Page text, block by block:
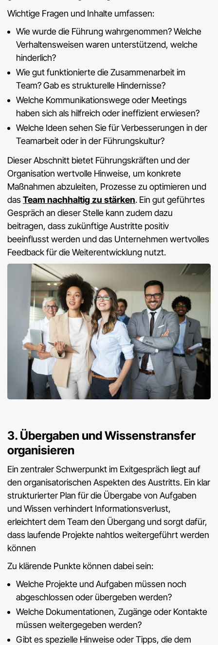
Wichtige Fragen und Inhalte umfassen:
Wie wurde die Führung wahrgenommen? Welche
Verhaltensweisen waren unterstützend, welche
hinderlich?
Wie gut funktionierte die Zusammenarbeit im
Team? Gab es strukturelle Hindernisse?
Welche Kommunikationswege oder Meetings
haben sich als hilfreich oder ineffizient erwiesen?
Welche Ideen sehen Sie für Verbesserungen in der
Teamarbeit oder in der Führungskultur?
Dieser Abschnitt bietet Führungskräften und der
Organisation wertvolle Hinweise, um konkrete
Maßnahmen abzuleiten, Prozesse zu optimieren und
das Team nachhaltig zu stärken. Ein gut geführtes
Gespräch an dieser Stelle kann zudem dazu
beitragen, dass zukünftige Austritte positiv
beeinflusst werden und das Unternehmen wertvolles
Feedback für die Weiterentwicklung nutzt.
3. Übergaben und Wissenstransfer
organisieren
Ein zentraler Schwerpunkt im Exitgespräch liegt auf
den organisatorischen Aspekten des Austritts. Ein klar
strukturierter Plan für die Übergabe von Aufgaben
und Wissen verhindert Informationsverlust,
erleichtert dem Team den Übergang und sorgt dafür,
dass laufende Projekte nahtlos weitergeführt werden
können
Zu klärende Punkte können dabei sein:
Welche Projekte und Aufgaben müssen noch
abgeschlossen oder übergeben werden?
Welche Dokumentationen, Zugänge oder Kontakte
müssen weitergegeben werden?
Gibt es spezielle Hinweise oder Tipps, die dem